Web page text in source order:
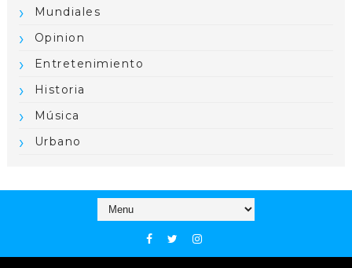
Mundiales
Opinion
Entretenimiento
Historia
Música
Urbano